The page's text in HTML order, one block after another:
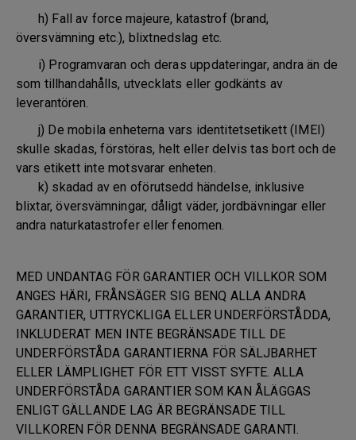
h) Fall av force majeure, katastrof (brand,
översvämning etc.), blixtnedslag etc.
i) Programvaran och deras uppdateringar, andra än de
som tillhandahålls, utvecklats eller godkänts av
leverantören.
j) De mobila enheterna vars identitetsetikett (IMEI)
skulle skadas, förstöras, helt eller delvis tas bort och de
vars etikett inte motsvarar enheten.
k) skadad av en oförutsedd händelse, inklusive
blixtar, översvämningar, dåligt väder, jordbävningar eller
andra naturkatastrofer eller fenomen.
MED UNDANTAG FÖR GARANTIER OCH VILLKOR SOM
ANGES HÄRI, FRÅNSÄGER SIG BENQ ALLA ANDRA
GARANTIER, UTTRYCKLIGA ELLER UNDERFÖRSTÅDDA,
INKLUDERAT MEN INTE BEGRÄNSADE TILL DE
UNDERFÖRSTÅDA GARANTIERNA FÖR SÄLJBARHET
ELLER LÄMPLIGHET FÖR ETT VISST SYFTE. ALLA
UNDERFÖRSTÅDA GARANTIER SOM KAN ÅLÄGGAS
ENLIGT GÄLLANDE LAG ÄR BEGRÄNSADE TILL
VILLKOREN FÖR DENNA BEGRÄNSADE GARANTI.